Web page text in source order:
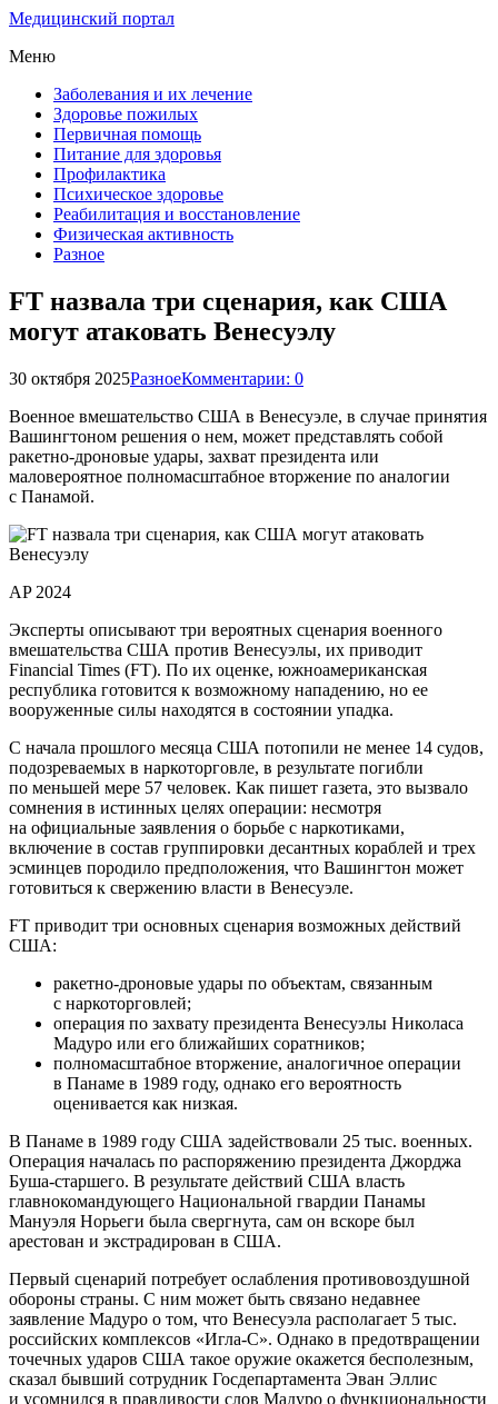
Медицинский портал
Меню
Заболевания и их лечение
Здоровье пожилых
Первичная помощь
Питание для здоровья
Профилактика
Психическое здоровье
Реабилитация и восстановление
Физическая активность
Разное
FT назвала три сценария, как США
могут атаковать Венесуэлу
30 октября 2025РазноеКомментарии: 0
Военное вмешательство США в Венесуэле, в случае принятия
Вашингтоном решения о нем, может представлять собой
ракетно-дроновые удары, захват президента или
маловероятное полномасштабное вторжение по аналогии
с Панамой.
AP 2024
Эксперты описывают три вероятных сценария военного
вмешательства США против Венесуэлы, их приводит
Financial Times (FT). По их оценке, южноамериканская
республика готовится к возможному нападению, но ее
вооруженные силы находятся в состоянии упадка.
С начала прошлого месяца США потопили не менее 14 судов,
подозреваемых в наркоторговле, в результате погибли
по меньшей мере 57 человек. Как пишет газета, это вызвало
сомнения в истинных целях операции: несмотря
на официальные заявления о борьбе с наркотиками,
включение в состав группировки десантных кораблей и трех
эсминцев породило предположения, что Вашингтон может
готовиться к свержению власти в Венесуэле.
FT приводит три основных сценария возможных действий
США:
ракетно-дроновые удары по объектам, связанным
с наркоторговлей;
операция по захвату президента Венесуэлы Николаса
Мадуро или его ближайших соратников;
полномасштабное вторжение, аналогичное операции
в Панаме в 1989 году, однако его вероятность
оценивается как низкая.
В Панаме в 1989 году США задействовали 25 тыс. военных.
Операция началась по распоряжению президента Джорджа
Буша-старшего. В результате действий США власть
главнокомандующего Национальной гвардии Панамы
Мануэля Норьеги была свергнута, сам он вскоре был
арестован и экстрадирован в США.
Первый сценарий потребует ослабления противовоздушной
обороны страны. С ним может быть связано недавнее
заявление Мадуро о том, что Венесуэла располагает 5 тыс.
российских комплексов «Игла-С». Однако в предотвращении
точечных ударов США такое оружие окажется бесполезным,
сказал бывший сотрудник Госдепартамента Эван Эллис
и усомнился в правдивости слов Мадуро о функциональности